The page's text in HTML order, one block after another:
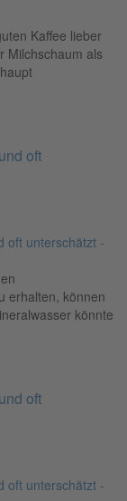
Kaffee lieber
Milchschaum als
oft
erhalten, können
könnte
oft